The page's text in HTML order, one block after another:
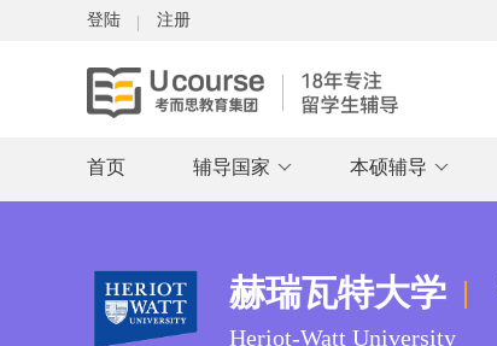
登陆 注册
首页 辅导国家 本硕辅导
赫瑞瓦特大学
Heriot-Watt University